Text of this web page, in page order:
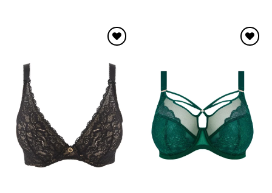
Lägg
till i
önskelistan